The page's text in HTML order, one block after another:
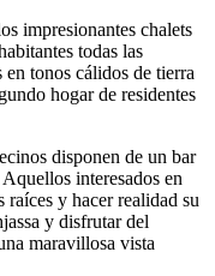
impresionantes chalets
todas las
tonos cálidos de tierra
hogar de residentes
disponen de un bar
interesados en
raíces y hacer realidad su
y disfrutar del
maravillosa vista